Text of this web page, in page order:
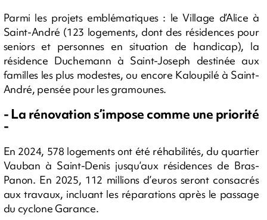
Parmi les projets emblématiques : le Village d’Alice à
Saint-André (123 logements, dont des résidences pour
seniors et personnes en situation de handicap), la
résidence Duchemann à Saint-Joseph destinée aux
familles les plus modestes, ou encore Kaloupilé à Saint-
André, pensée pour les gramounes.
- La rénovation s’impose comme une priorité
-
En 2024, 578 logements ont été réhabilités, du quartier
Vauban à Saint-Denis jusqu’aux résidences de Bras-
Panon. En 2025, 112 millions d’euros seront consacrés
aux travaux, incluant les réparations après le passage
du cyclone Garance.